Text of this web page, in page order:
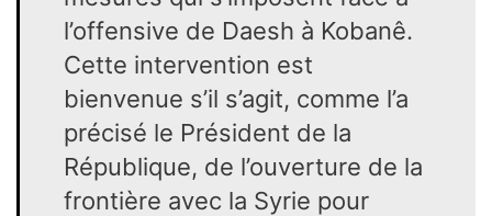
l’offensive de Daesh à Kobanê.
Cette intervention est
bienvenue s’il s’agit, comme l’a
précisé le Président de la
République, de l’ouverture de la
frontière avec la Syrie pour